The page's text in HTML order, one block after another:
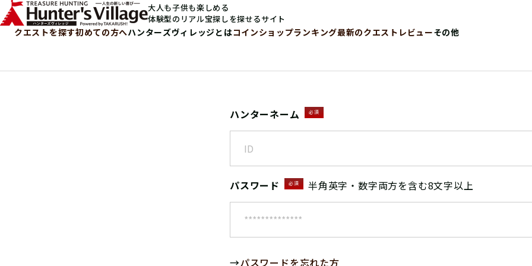
大人も子供も楽しめる
体験型のリアル宝探しを探せるサイト
クエストを探す初めての方へハンターズヴィレッジとはコインショップランキング最新のクエストレビューその他
ハンターネーム 必須
パスワード 必須 半角英字・数字両方を含む8文字以上
→パスワードを忘れた方